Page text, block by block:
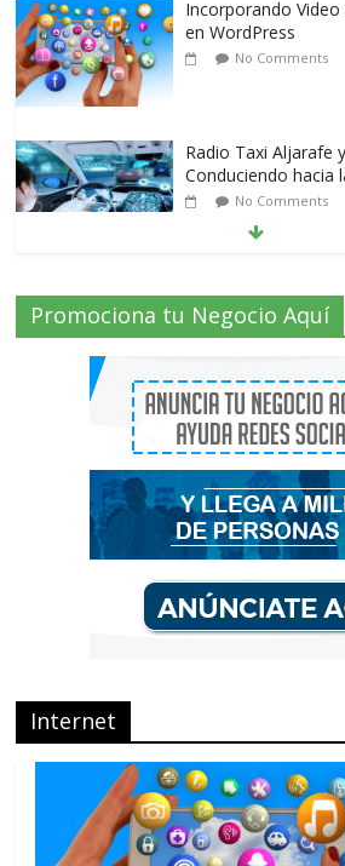
Incorporando
en WordPress
No Comments
Radio Taxi Aljarafe
Conduciendo hacia
No Comments
Radio Taxi Aljarafe
Servicio Esencial
2 Comments
Que es el
el Marketing de IEO
No Comments
AVISPEX PLUS
para proteger tu
No Comments
Promociona tu Negocio Aquí
Internet